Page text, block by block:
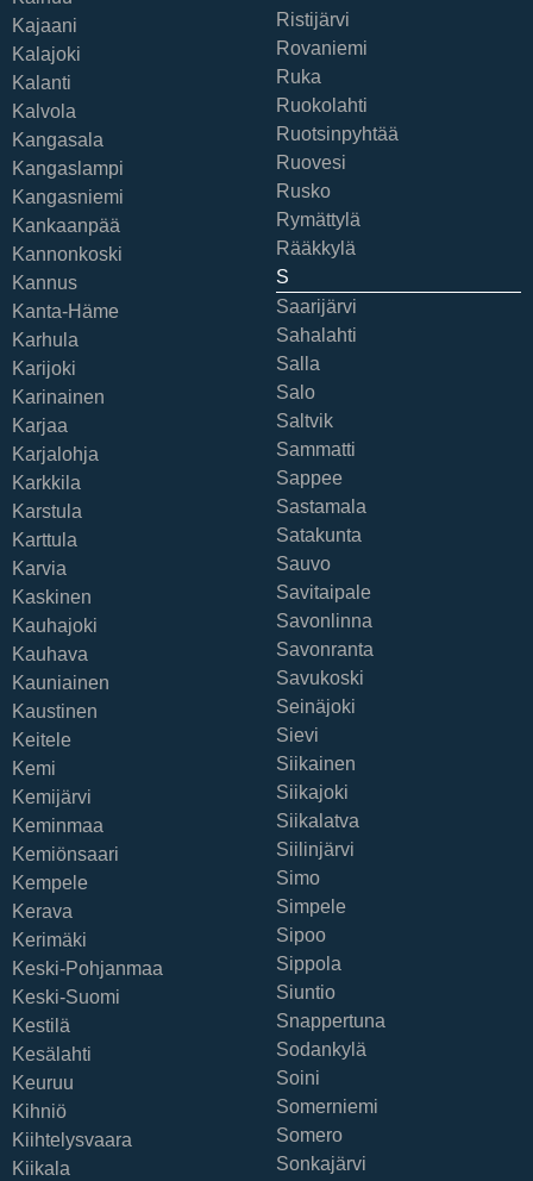
Kajaani
Kalajoki
Kalanti
Kalvola
Kangasala
Kangaslampi
Kangasniemi
Kankaanpää
Kannonkoski
Kannus
Kanta-Häme
Karhula
Karijoki
Karinainen
Karjaa
Karjalohja
Karkkila
Karstula
Karttula
Karvia
Kaskinen
Kauhajoki
Kauhava
Kauniainen
Kaustinen
Keitele
Kemi
Kemijärvi
Keminmaa
Kemiönsaari
Kempele
Kerava
Kerimäki
Keski-Pohjanmaa
Keski-Suomi
Kestilä
Kesälahti
Keuruu
Kihniö
Kiihtelysvaara
Kiikala
Ristijärvi
Rovaniemi
Ruka
Ruokolahti
Ruotsinpyhtää
Ruovesi
Rusko
Rymättylä
Rääkkylä
S
Saarijärvi
Sahalahti
Salla
Salo
Saltvik
Sammatti
Sappee
Sastamala
Satakunta
Sauvo
Savitaipale
Savonlinna
Savonranta
Savukoski
Seinäjoki
Sievi
Siikainen
Siikajoki
Siikalatva
Siilinjärvi
Simo
Simpele
Sipoo
Sippola
Siuntio
Snappertuna
Sodankylä
Soini
Somerniemi
Somero
Sonkajärvi